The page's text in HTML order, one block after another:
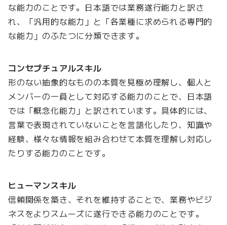
な能力のことです。日本語では業務遂行能力と訳さ
れ、「汎用的な能力」と「各業種に求められる専門的
な能力」のふたつに分類できます。
コンセプチュアルスキル
形のない抽象的なものの本質を見極め理解し、個人と
メンバーの一員として対応する能力のことで、日本語
では「概念化能力」と訳されています。具体的には、
言葉で表現されていないことを言語化したり、知識や
経験、様々な情報を組み合わせて本質を理解し対応し
たりする能力のことです。
ヒューマンスキル
信頼関係を築き、それを維持することで、業務やビジ
ネスをよりスムーズに遂行できる能力のことです。